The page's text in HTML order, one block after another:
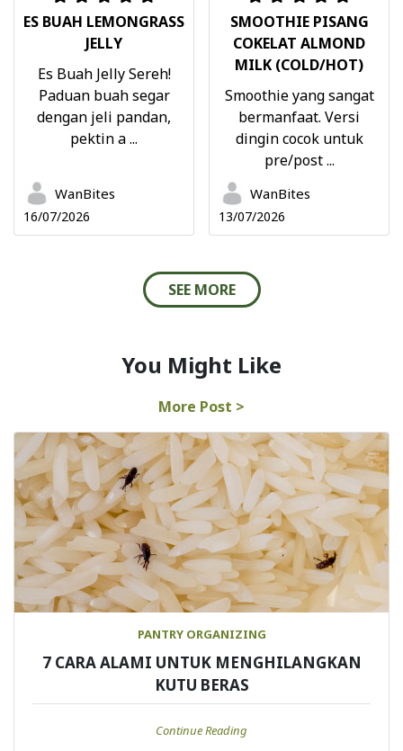
ES BUAH LEMONGRASS
JELLY
Es Buah Jelly Sereh!
Paduan buah segar
dengan jeli pandan,
pektin a ...
WanBites
16/07/2026
SMOOTHIE PISANG
COKELAT ALMOND
MILK (COLD/HOT)
Smoothie yang sangat
bermanfaat. Versi
dingin cocok untuk
pre/post ...
WanBites
13/07/2026
SEE MORE
You Might Like
More Post >
PANTRY ORGANIZING
7 CARA ALAMI UNTUK MENGHILANGKAN
KUTU BERAS
Continue Reading